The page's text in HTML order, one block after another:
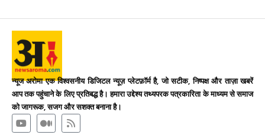
न्यूज अरोमा एक विश्वसनीय डिजिटल न्यूज़ प्लेटफ़ॉर्म है, जो सटीक, निष्पक्ष और ताज़ा खबरें
आप तक पहुंचाने के लिए प्रतिबद्ध है। हमारा उद्देश्य तथ्यपरक पत्रकारिता के माध्यम से समाज
को जागरूक, सजग और सशक्त बनाना है।